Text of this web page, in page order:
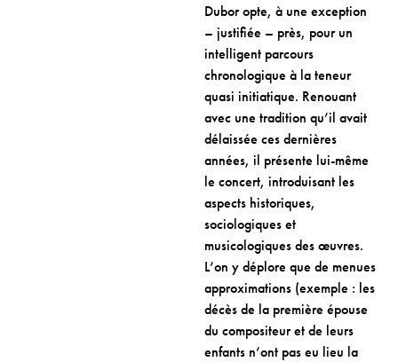
Dubor opte, à une exception
– justifiée – près, pour un
intelligent parcours
chronologique à la teneur
quasi initiatique. Renouant
avec une tradition qu’il avait
délaissée ces dernières
années, il présente lui-même
le concert, introduisant les
aspects historiques,
sociologiques et
musicologiques des œuvres.
L’on y déplore que de menues
approximations (exemple : les
décès de la première épouse
du compositeur et de leurs
enfants n’ont pas eu lieu la